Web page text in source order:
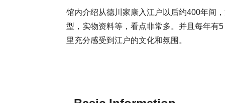
馆内介绍从德川家康入江户以后约400年间
型，实物资料等，看点非常多。并且每年有
里充分感受到江户的文化和氛围。